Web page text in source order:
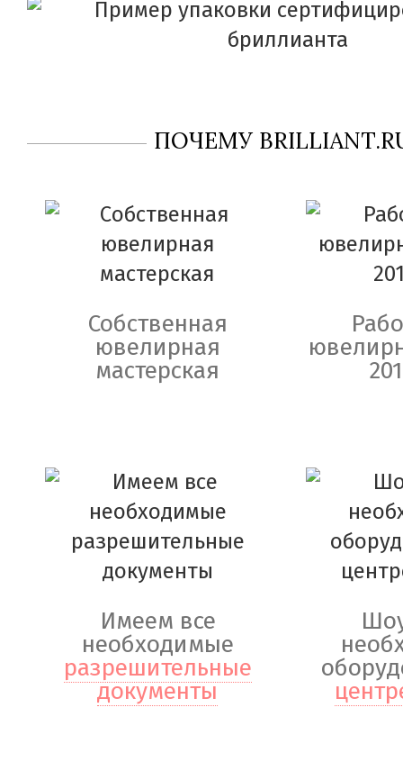
ПОЧЕМУ
Собственная
ювелирная
мастерская
Имеем все
необходимые
разрешительные
документы